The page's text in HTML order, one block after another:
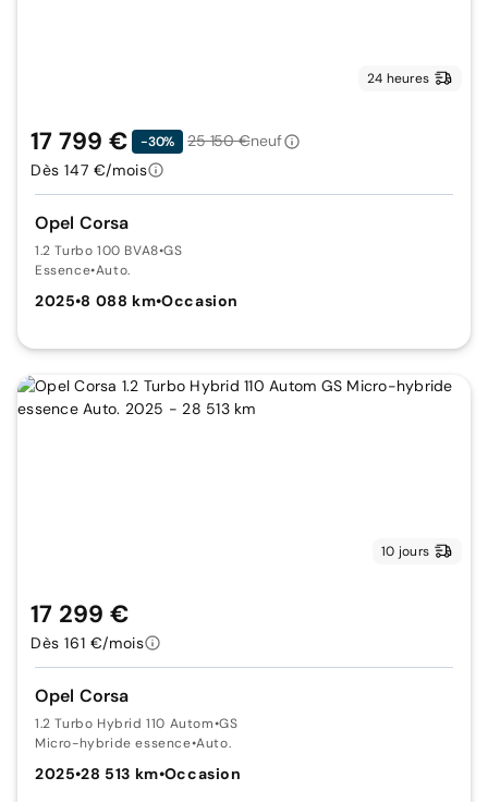
24 heures
Opel Corsa
1.2 Turbo 100 BVA8•GS
Essence•Auto.
2025•8 088 km•Occasion
17 799 € -30% 25 150 €neuf
Dès 147 €/mois
10 jours
Opel Corsa
1.2 Turbo Hybrid 110 Autom•GS
Micro-hybride essence•Auto.
2025•28 513 km•Occasion
17 299 €
Dès 161 €/mois